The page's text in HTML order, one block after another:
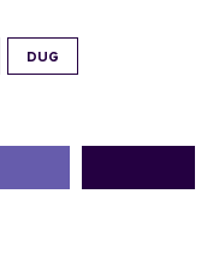
DUG